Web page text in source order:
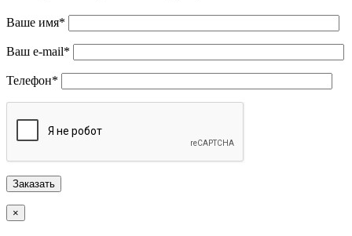
Ваше имя*
Ваш e-mail*
Телефон*
×